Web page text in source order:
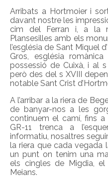
Arribats a Hortmoier i
davant nostre les
cim del Ferran i, a la
Plansesilles amb els
l’església de Sant Miquel
Gros, església
possessió de Cuixà, i al
però des del s XVIII
notable Sant Crist
A l’arribar a la riera de
de banyar-nos a les
continuem el camí, fins
GR-11 trenca a
informatiu, nosaltres
la riera que cada vegada
un punt on tenim una
els cingles de Migdia,
Meians.